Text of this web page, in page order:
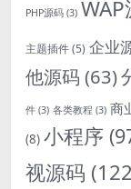
PHP源码 (3)
主题插件(5) 企业
他源码 (63)
件 (3) 各类教程 (3) 商
(8) 小程序
视源码